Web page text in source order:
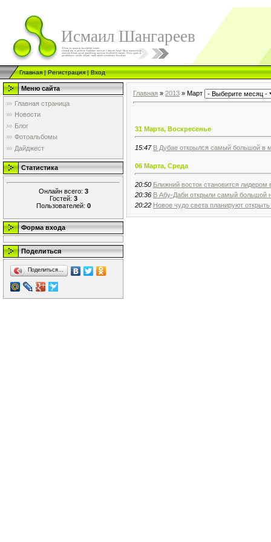
Исмаил Шангареев
Главная|Регистрация|Вход
Меню сайта
Главная страница
Новости
Блог
Фотоальбомы
Дайджест
Статистика
Онлайн всего: 3
Гостей: 3
Пользователей: 0
Форма входа
Поделиться
Поделиться…
Главная » 2013 » Март
31 Марта, Воскресенье
15:47 В Дубае открылся самый большой в
06 Марта, Среда
20:50 Ближний восток становится лидером
20:36 В Абу-Даби открыли самый большой
20:22 Новое чудо света планируют